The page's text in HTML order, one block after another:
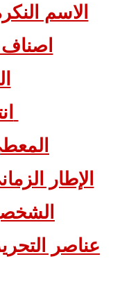
الاسم
اصناف
الإطار
عناصر